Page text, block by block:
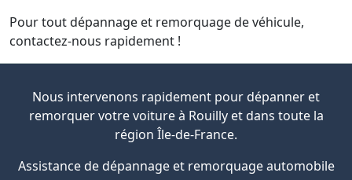
Pour tout dépannage et remorquage de véhicule,
contactez-nous rapidement !
Nous intervenons rapidement pour dépanner et
remorquer votre voiture à Rouilly et dans toute la
région Île-de-France.
Assistance de dépannage et remorquage automobile